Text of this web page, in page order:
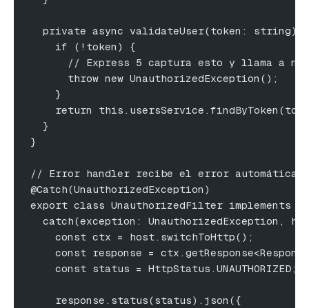
  private async validateUser(token: string) {
    if (!token) {
// Express 5 captura esto y llama a
      throw new UnauthorizedException();
    }
return
  }
}
// Error handler recibe el error
@Catch(UnauthorizedException)
export class UnauthorizedFilter implements
catch(exception: UnauthorizedException,
    const ctx = host.switchToHttp();
const response =
    const status = HttpStatus.UNAUTHORIZED;
    response.status(status).json({